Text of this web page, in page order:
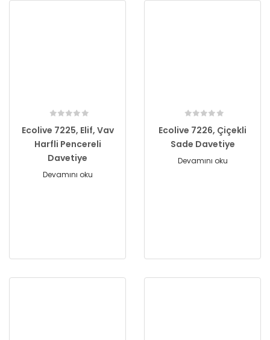
Ecolive 7225, Elif, Vav
Harfli Pencereli
Davetiye
Devamını oku
Ecolive 7226, Çiçekli
Sade Davetiye
Devamını oku